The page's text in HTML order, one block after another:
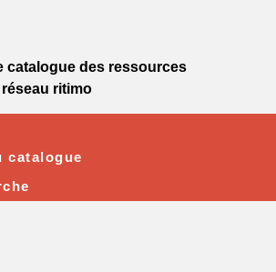
catalogue des ressources
ritimo
catalogue